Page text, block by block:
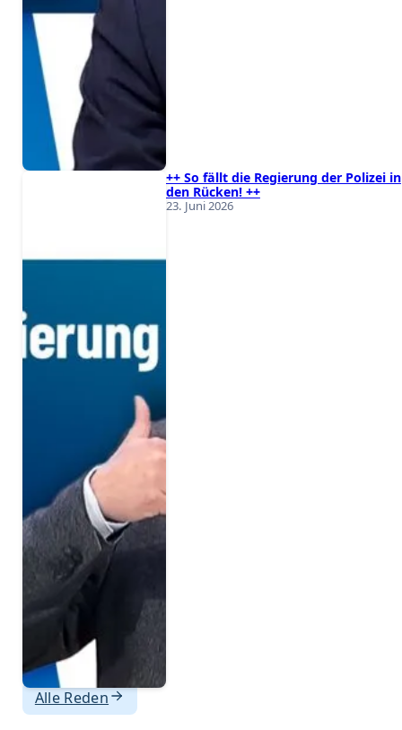
++ So fällt die Regierung der Polizei in
den Rücken! ++
23. Juni 2026
Alle Reden